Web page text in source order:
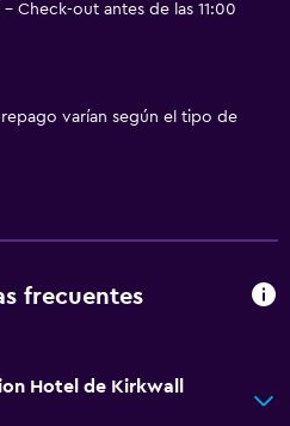
Check-out antes de las 11:00
varían según el tipo de
frecuentes
Hotel de Kirkwall